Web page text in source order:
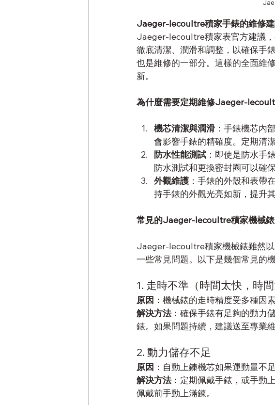
Jaeger-lecoultre積家手錶的維修
Jaeger-lecoultre積家表官方建議
徹底清潔、潤滑和調整，以確保手
也是維修的一部分。這樣的全面維
新。
為什麼需要定期維修Jaeger-
機芯清潔與潤滑 ：手錶機芯內
會影響手錶的精確度。定期清
防水性能測試 ：即使是防水手
防水測試和更換密封圈可以確
外觀維護 ：手錶的外殼和表帶
持手錶的外觀光亮如新，提升其
常見的Jaeger-lecoultre積家機械
Jaeger-lecoultre積家機械錶雖然
一些常見問題。以下是幾個常見的
1. 走時不準（時間太快，時間
原因 ：機械錶的走時精度受多種因
解決方法：確保手錶有足夠的動力
錶。如果問題持續，建議送至專業
2. 動力儲存不足
原因 ：自動上鍊機芯如果運動量不
解決方法：定期佩戴手錶，或手動
佩戴前手動上滿鍊。